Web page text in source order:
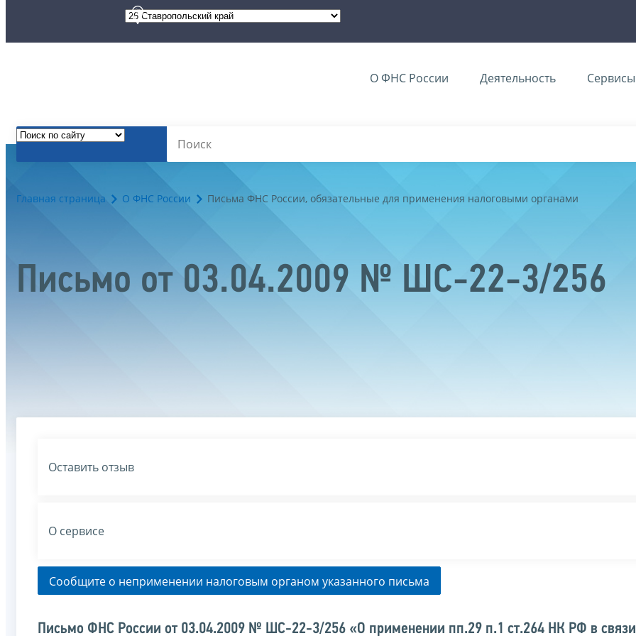
О ФНС России Деятельность Сервисы
Главная страница О ФНС России Письма ФНС России, обязательные для применения налоговыми органами
Письмо от 03.04.2009 № ШС-22-3/256
Оставить отзыв
О сервисе
Сообщите о неприменении налоговым органом указанного письма
Письмо ФНС России от 03.04.2009 № ШС-22-3/256 «О применении пп.29 п.1 ст.264 НК РФ в